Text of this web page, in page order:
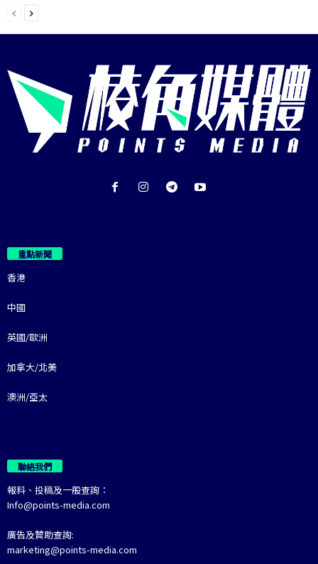
重點新聞
香港
中國
英國/歐洲
加拿大/北美
澳洲/亞太
聯絡我們
報料、投稿及一般查詢：
Info@points-media.com
廣告及贊助查詢:
marketing@points-media.com